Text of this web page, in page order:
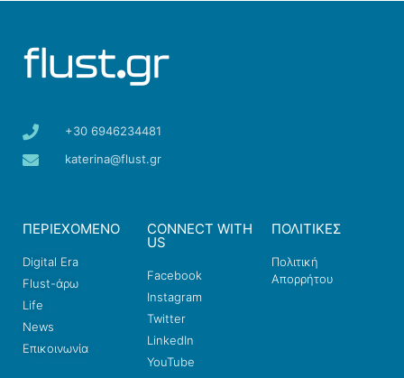
+30 6946234481
katerina@flust.gr
ΠΕΡΙΕΧΟΜΕΝΟ
Digital Era
Flust-άρω
Life
News
Επικοινωνία
CONNECT WITH
US
Facebook
Instagram
Twitter
LinkedIn
YouTube
ΠΟΛΙΤΙΚΕΣ
Πολιτική
Απορρήτου